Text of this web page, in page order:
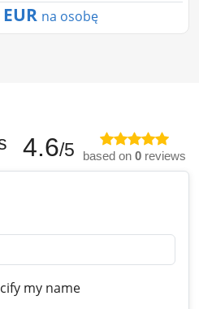
na osobę
4.6/5 based on 0 reviews
my name